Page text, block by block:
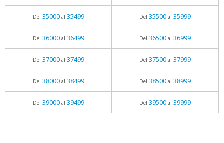
Del 35000al 35499 Del 35500al 35999
Del 36000al 36499 Del 36500al 36999
Del 37000al 37499 Del 37500al 37999
Del 38000al 38499 Del 38500al 38999
Del 39000al 39499 Del 39500al 39999